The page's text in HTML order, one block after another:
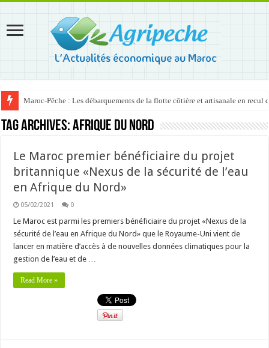
Maroc-Pêche : Les débarquements de la flotte côtière et artisanale en recul
Tag Archives:Afrique du nord
Le Maroc premier bénéficiaire du projet
britannique «Nexus de la sécurité de l’eau
en Afrique du Nord»
05/02/2021 0
Le Maroc est parmi les premiers bénéficiaire du projet «Nexus de la
sécurité de l’eau en Afrique du Nord» que le Royaume-Uni vient de
lancer en matière d’accès à de nouvelles données climatiques pour la
gestion de l’eau et de …
Read More »